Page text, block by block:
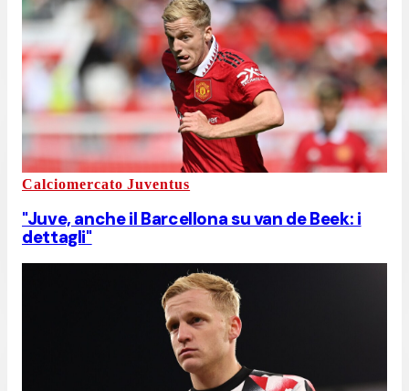
Calciomercato Juventus
"Juve, anche il Barcellona su van de Beek: i
dettagli"